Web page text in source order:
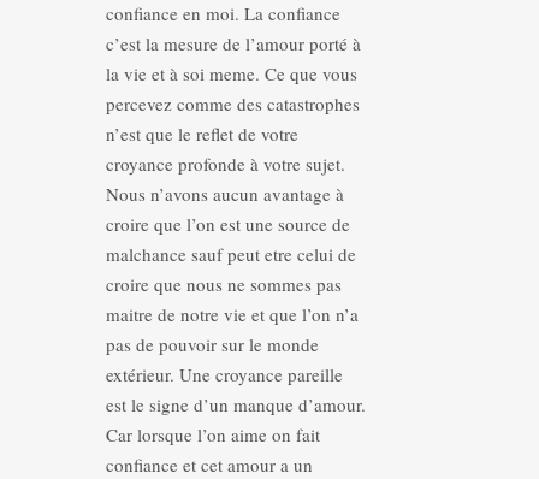
confiance en moi. La confiance
c’est la mesure de l’amour porté à
la vie et à soi meme. Ce que vous
percevez comme des catastrophes
n’est que le reflet de votre
croyance profonde à votre sujet.
Nous n’avons aucun avantage à
croire que l’on est une source de
malchance sauf peut etre celui de
croire que nous ne sommes pas
maitre de notre vie et que l’on n’a
pas de pouvoir sur le monde
extérieur. Une croyance pareille
est le signe d’un manque d’amour.
Car lorsque l’on aime on fait
confiance et cet amour a un